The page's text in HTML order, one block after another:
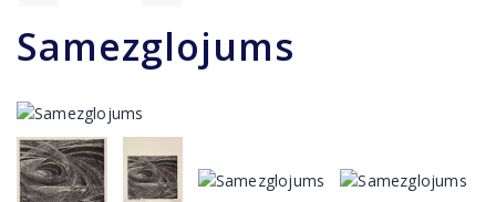
Samezglojums